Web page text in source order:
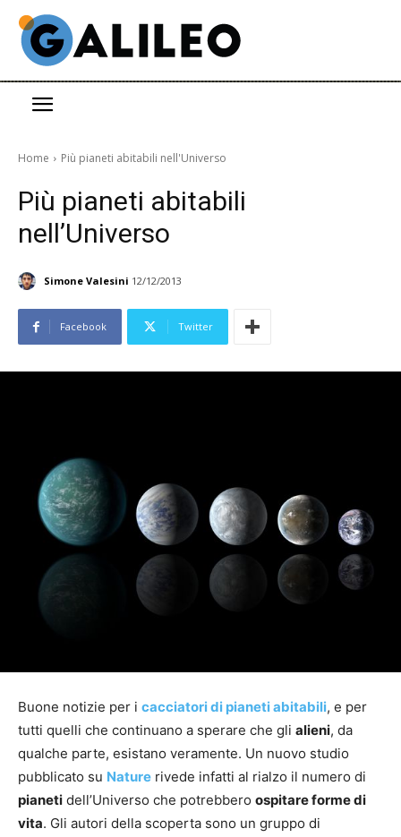
Home Più pianeti abitabili nell'Universo
Più pianeti abitabili
nell’Universo
Simone Valesini 12/12/2013
Facebook Twitter
Buone notizie per i cacciatori di pianeti abitabili, e per
tutti quelli che continuano a sperare che gli alieni, da
qualche parte, esistano veramente. Un nuovo studio
pubblicato su Nature rivede infatti al rialzo il numero di
pianeti dell’Universo che potrebbero ospitare forme di
vita. Gli autori della scoperta sono un gruppo di